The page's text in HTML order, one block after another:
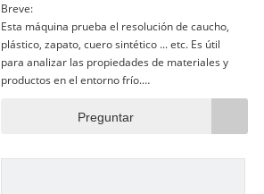
Breve:
Esta máquina prueba el resolución de caucho,
plástico, zapato, cuero sintético ... etc. Es útil
para analizar las propiedades de materiales y
productos en el entorno frío.
La cámara de prueba se puede equipar con una
variedad de empuñaduras de flexión/flexión que
están hechas por acero inoxidable. Existen los
Preguntar